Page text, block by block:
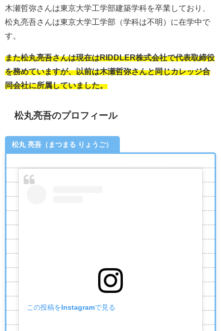
木瀬哲弥さんは東京大学工学部建築学科を卒業しており、
松丸亮吾さんは東京大学工学部（学科は不明）に在学中で
す。
また松丸亮吾さんは現在はRIDDLER株式会社で代表取締役
を務めていますが、以前は木瀬哲弥さんと同じカレッジ合
同会社に所属していました。
松丸亮吾のプロフィール
松丸 亮吾（まつまる りょうご）
この投稿をInstagramで見る